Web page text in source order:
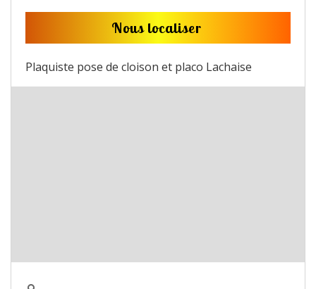
Nous localiser
Plaquiste pose de cloison et placo Lachaise